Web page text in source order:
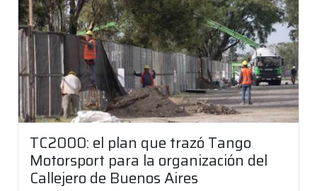
TC2000: el plan que trazó Tango
Motorsport para la organización del
Callejero de Buenos Aires